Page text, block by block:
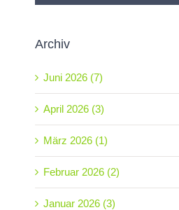
Archiv
Juni 2026 (7)
April 2026 (3)
März 2026 (1)
Februar 2026 (2)
Januar 2026 (3)